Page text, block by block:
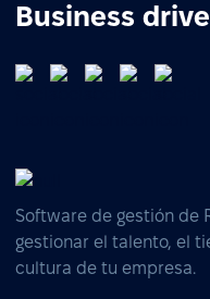
Business
Software de gestión de
gestionar el talento, el
cultura de tu empresa.